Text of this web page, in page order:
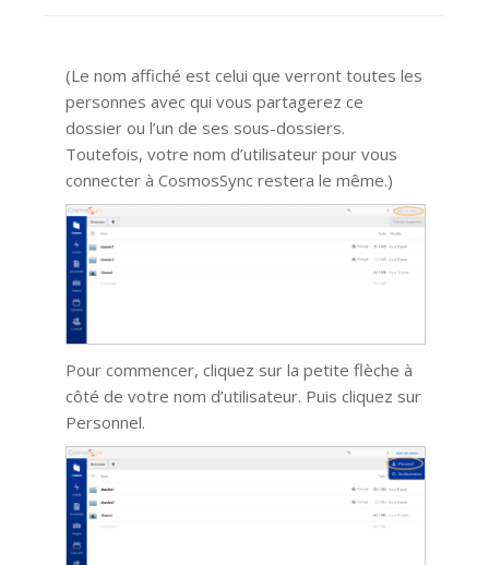
(Le nom affiché est celui que verront toutes les
personnes avec qui vous partagerez ce
dossier ou l’un de ses sous-dossiers.
Toutefois, votre nom d’utilisateur pour vous
connecter à CosmosSync restera le même.)
Pour commencer, cliquez sur la petite flèche à
côté de votre nom d’utilisateur. Puis cliquez sur
Personnel.